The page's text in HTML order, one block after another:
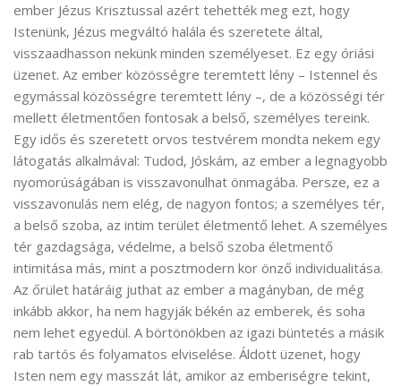
ember Jézus Krisztussal azért tehették meg ezt, hogy
Istenünk, Jézus megváltó halála és szeretete által,
visszaadhasson nekünk minden személyeset. Ez egy óriási
üzenet. Az ember közösségre teremtett lény – Istennel és
egymással közösségre teremtett lény –, de a közösségi tér
mellett életmentően fontosak a belső, személyes tereink.
Egy idős és szeretett orvos testvérem mondta nekem egy
látogatás alkalmával: Tudod, Jóskám, az ember a legnagyobb
nyomorúságában is visszavonulhat önmagába. Persze, ez a
visszavonulás nem elég, de nagyon fontos; a személyes tér,
a belső szoba, az intim terület életmentő lehet. A személyes
tér gazdagsága, védelme, a belső szoba életmentő
intimitása más, mint a posztmodern kor önző individualitása.
Az őrület határáig juthat az ember a magányban, de még
inkább akkor, ha nem hagyják békén az emberek, és soha
nem lehet egyedül. A börtönökben az igazi büntetés a másik
rab tartós és folyamatos elviselése. Áldott üzenet, hogy
Isten nem egy masszát lát, amikor az emberiségre tekint,